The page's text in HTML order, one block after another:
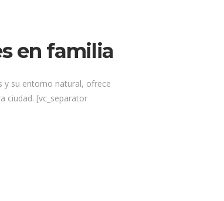
en familia
y su entorno natural, ofrece
ciudad. [vc_separator